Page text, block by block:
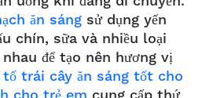
ăn sáng sử dụng yến
chín, sữa và nhiều loại
để tạo nên hương vị
trái cây ăn sáng tốt cho